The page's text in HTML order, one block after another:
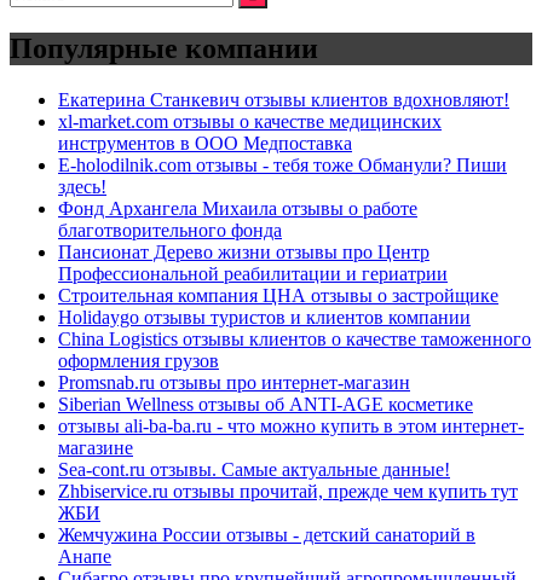
Популярные компании
Екатерина Станкевич отзывы клиентов вдохновляют!
xl-market.com отзывы о качестве медицинских
инструментов в ООО Медпоставка
E-holodilnik.com отзывы - тебя тоже Обманули? Пиши
здесь!
Фонд Архангела Михаила отзывы о работе
благотворительного фонда
Пансионат Дерево жизни отзывы про Центр
Профессиональной реабилитации и гериатрии
Строительная компания ЦНА отзывы о застройщике
Holidaygo отзывы туристов и клиентов компании
China Logistics отзывы клиентов о качестве таможенного
оформления грузов
Promsnab.ru отзывы про интернет-магазин
Siberian Wellness отзывы об ANTI-AGE косметике
отзывы ali-ba-ba.ru - что можно купить в этом интернет-
магазине
Sea-cont.ru отзывы. Самые актуальные данные!
Zhbiservice.ru отзывы прочитай, прежде чем купить тут
ЖБИ
Жемчужина России отзывы - детский санаторий в
Анапе